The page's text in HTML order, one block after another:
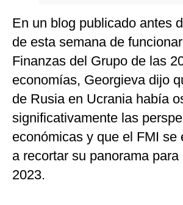
En un blog publicado antes
de esta semana de
Finanzas del Grupo de las
economías, Georgieva dijo
de Rusia en Ucrania había
significativamente las
económicas y que el FMI se
a recortar su panorama
2023.